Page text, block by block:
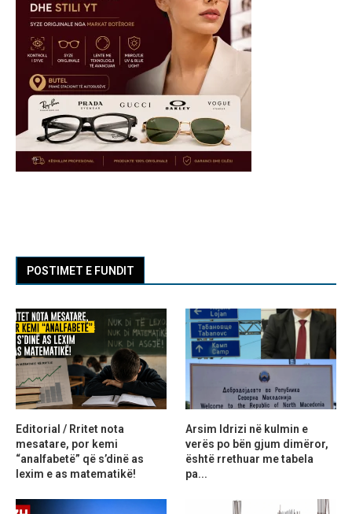
POSTIMET E FUNDIT
Editorial / Rritet nota
mesatare, por kemi
“analfabetë” që s’dinë as
lexim e as matematikë!
Arsim Idrizi në kulmin e
verës po bën gjum dimëror,
është rrethuar me tabela
pa...